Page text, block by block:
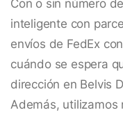
Con o sin número
inteligente con
envíos de FedEx
cuándo se espera
dirección en Belvis
Además, utilizamos